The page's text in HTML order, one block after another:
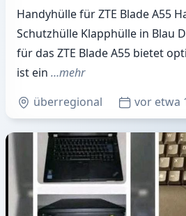
Handyhülle für ZTE Blade A55
Schutzhülle Klapphülle in Blau
für das ZTE Blade A55 bietet
ist ein …mehr
überregional
vor etwa